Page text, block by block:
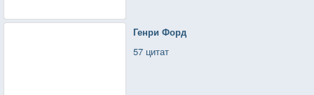
Генри Форд
57 цитат